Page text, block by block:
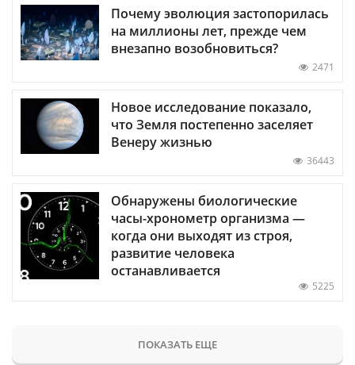
Почему эволюция застопорилась
на миллионы лет, прежде чем
внезапно возобновиться?
2471
Новое исследование показало,
что Земля постепенно заселяет
Венеру жизнью
36443
Обнаружены биологические
часы-хронометр организма —
когда они выходят из строя,
развитие человека
останавливается
5225
ПОКАЗАТЬ ЕЩЕ